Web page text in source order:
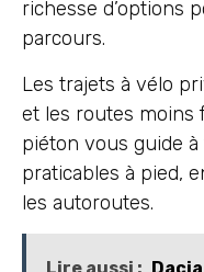
richesse d’options
parcours.
Les trajets à vélo
et les routes moins
piéton vous guide
praticables à pied,
les autoroutes.